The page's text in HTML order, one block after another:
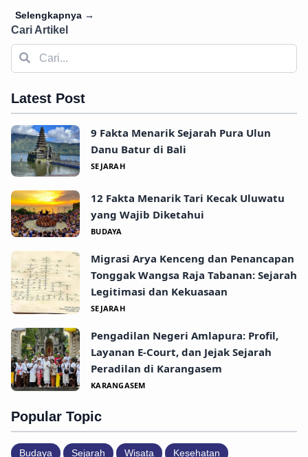
Selengkapnya →
Cari Artikel
Latest Post
9 Fakta Menarik Sejarah Pura Ulun
Danu Batur di Bali
SEJARAH
12 Fakta Menarik Tari Kecak Uluwatu
yang Wajib Diketahui
BUDAYA
Migrasi Arya Kenceng dan Penancapan
Tonggak Wangsa Raja Tabanan: Sejarah
Legitimasi dan Kekuasaan
SEJARAH
Pengadilan Negeri Amlapura: Profil,
Layanan E-Court, dan Jejak Sejarah
Peradilan di Karangasem
KARANGASEM
Popular Topic
Budaya Sejarah Wisata Kesehatan